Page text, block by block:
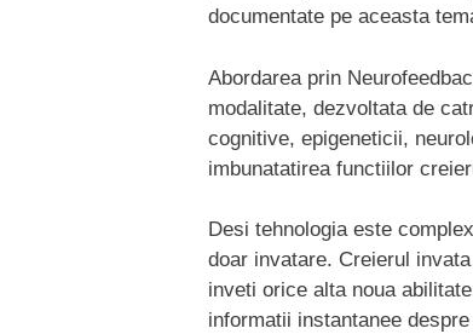
documentate pe aceasta
Abordarea prin
modalitate, dezvoltata de
cognitive, epigeneticii,
imbunatatirea functiilor
Desi tehnologia este
doar invatare. Creierul
inveti orice alta noua
informatii instantanee